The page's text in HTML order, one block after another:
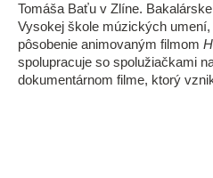
Tomáša Baťu v Zlíne.
Vysokej škole múzických
pôsobenie animovaným filmom
spolupracuje so spolužiačkami
dokumentárnom filme, ktorý